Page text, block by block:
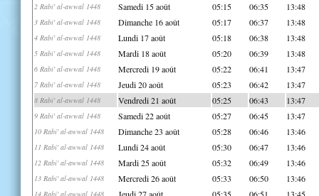
2 Rabi' al-awwal 1448 Samedi 15 août 05:15 06:35 13:48
3 Rabi' al-awwal 1448 Dimanche 16 août 05:17 06:37 13:48
4 Rabi' al-awwal 1448 Lundi 17 août 05:18 06:38 13:48
5 Rabi' al-awwal 1448 Mardi 18 août 05:20 06:39 13:48
6 Rabi' al-awwal 1448 Mercredi 19 août 05:22 06:41 13:47
7 Rabi' al-awwal 1448 Jeudi 20 août 05:23 06:42 13:47
8 Rabi' al-awwal 1448 Vendredi 21 août 05:25 06:43 13:47
9 Rabi' al-awwal 1448 Samedi 22 août 05:27 06:45 13:47
10 Rabi' al-awwal 1448 Dimanche 23 août 05:28 06:46 13:46
11 Rabi' al-awwal 1448 Lundi 24 août 05:30 06:47 13:46
12 Rabi' al-awwal 1448 Mardi 25 août 05:32 06:49 13:46
13 Rabi' al-awwal 1448 Mercredi 26 août 05:33 06:50 13:46
14 Rabi' al-awwal 1448